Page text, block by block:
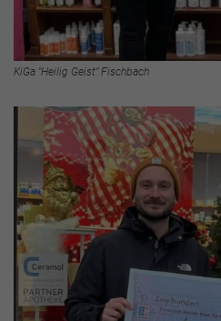
KiGa "Heilig Geist" Fischbach